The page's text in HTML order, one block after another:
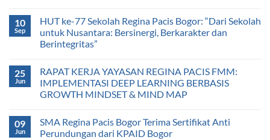
10
Sep
HUT ke-77 Sekolah Regina Pacis Bogor: “Dari Sekolah
untuk Nusantara: Bersinergi, Berkarakter dan
Berintegritas”
25
Jun
RAPAT KERJA YAYASAN REGINA PACIS FMM:
IMPLEMENTASI DEEP LEARNING BERBASIS
GROWTH MINDSET & MIND MAP
09
Jun
SMA Regina Pacis Bogor Terima Sertifikat Anti
Perundungan dari KPAID Bogor